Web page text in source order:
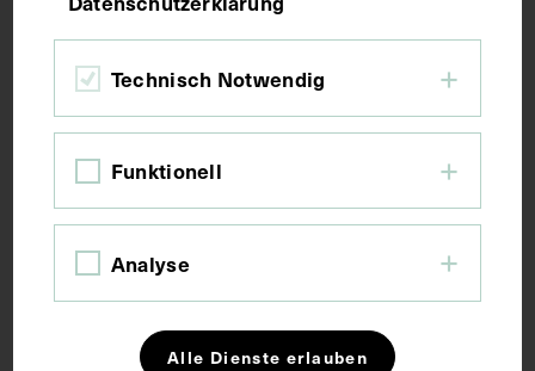
Bildmaß 12,7 x 18 cm
Fotografie: Franz Votava, Wien.
Schlagwörter
Technisch Notwendig
Funktionell
Analyse
Alle Dienste erlauben